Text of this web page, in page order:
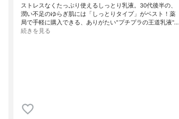
ストレスなくたっぷり使えるしっとり乳液。30代後半の、
潤い不足のゆらぎ肌には「しっとりタイプ」がベスト！薬
局で手軽に購入できる、ありがたい"プチプラの王道乳液"…
続きを見る